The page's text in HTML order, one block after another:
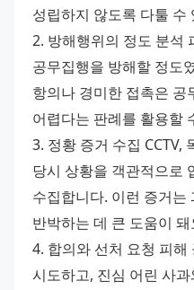
성립하지 않도록 다툴 수
2. 방해행위의 정도 분석
공무집행을 방해할 정도
항의나 경미한 접촉은 공
어렵다는 판례를 활용할
3. 정황 증거 수집 CCTV,
당시 상황을 객관적으로
수집합니다. 이런 증거는
반박하는 데 큰 도움이 돼
4. 합의와 선처 요청 피해
시도하고, 진심 어린 사